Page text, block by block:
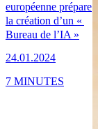
européenne prépare
la création d’un «
Bureau de l’IA »
24.01.2024
7 MINUTES